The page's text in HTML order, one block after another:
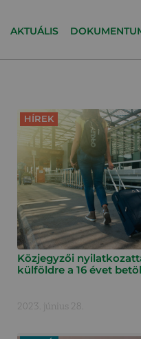
AKTUÁLIS
HÍREK
Közjegyzői
külföldre a 16 évet
2023. június 28.